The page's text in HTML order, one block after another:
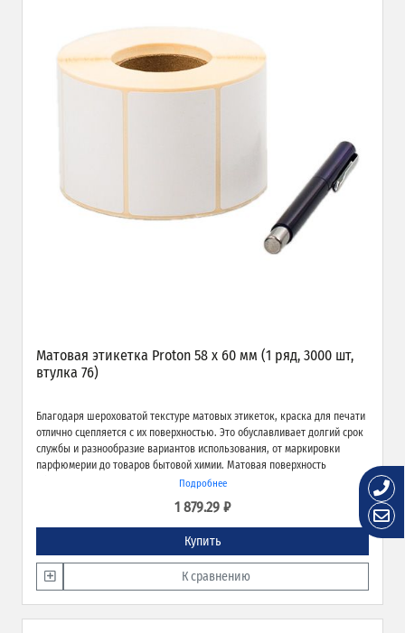
Матовая этикетка Proton 58 х 60 мм (1 ряд, 3000 шт,
втулка 76)
Благодаря шероховатой текстуре матовых этикеток, краска для печати
отлично сцепляется с их поверхностью. Это обуславливает долгий срок
службы и разнообразие вариантов использования, от маркировки
парфюмерии до товаров бытовой химии. Матовая поверхность
обеспечивает превосходное качество печати и широкие возможности
Подробнее
1 879.29 ₽
Купить
К сравнению